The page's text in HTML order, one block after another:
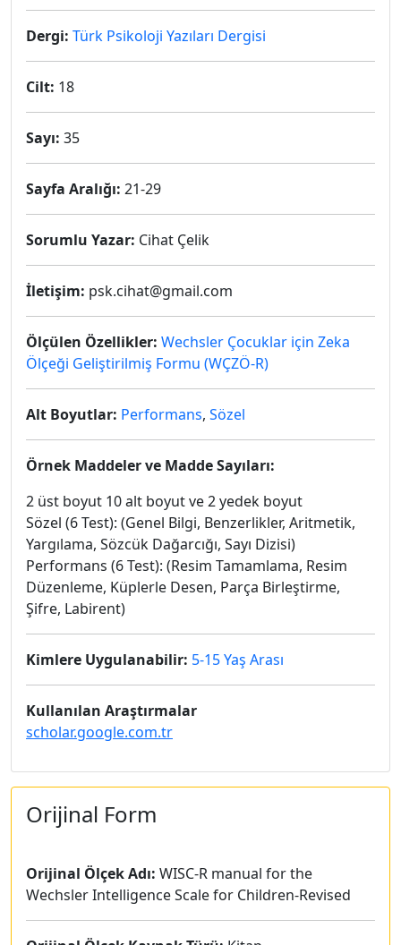
Dergi: Türk Psikoloji Yazıları Dergisi
Cilt: 18
Sayı: 35
Sayfa Aralığı: 21-29
Sorumlu Yazar: Cihat Çelik
İletişim: psk.cihat@gmail.com
Ölçülen Özellikler: Wechsler Çocuklar için Zeka
Ölçeği Geliştirilmiş Formu (WÇZÖ-R)
Alt Boyutlar: Performans, Sözel
Örnek Maddeler ve Madde Sayıları:
2 üst boyut 10 alt boyut ve 2 yedek boyut
Sözel (6 Test): (Genel Bilgi, Benzerlikler, Aritmetik,
Yargılama, Sözcük Dağarcığı, Sayı Dizisi)
Performans (6 Test): (Resim Tamamlama, Resim
Düzenleme, Küplerle Desen, Parça Birleştirme,
Şifre, Labirent)
Kimlere Uygulanabilir: 5-15 Yaş Arası
Kullanılan Araştırmalar
scholar.google.com.tr
Orijinal Form
Orijinal Ölçek Adı: WISC-R manual for the
Wechsler Intelligence Scale for Children-Revised